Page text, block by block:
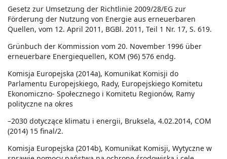
Gesetz zur Umsetzung der Richtlinie 2009/28/EG zur
Förderung der Nutzung von Energie aus erneuerbaren
Quellen, vom 12. April 2011, BGBl. 2011, Teil 1 Nr. 17, S. 619.
Grünbuch der Kommission vom 20. November 1996 über
erneuerbare Energiequellen, KOM (96) 576 endg.
Komisja Europejska (2014a), Komunikat Komisji do
Parlamentu Europejskiego, Rady, Europejskiego Komitetu
Ekonomiczno- Społecznego i Komitetu Regionów, Ramy
polityczne na okres
–2030 dotyczące klimatu i energii, Bruksela, 4.02.2014, COM
(2014) 15 final/2.
Komisja Europejska (2014b), Komunikat Komisji, Wytyczne w